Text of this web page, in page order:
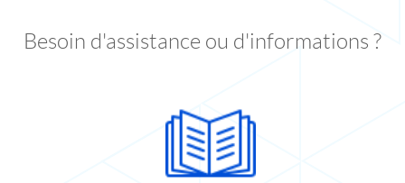
Besoin d'assistance ou d'informations ?